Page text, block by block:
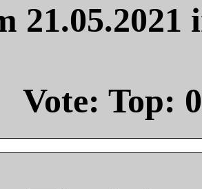
Vote: Top: 0